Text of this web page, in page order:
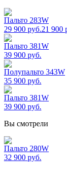
Пальто 283W
29 900 руб.21 900
Пальто 381W
39 900 руб.
Полупальто 343W
35 900 руб.
Пальто 381W
39 900 руб.
Вы смотрели
Пальто 280W
32 900 руб.